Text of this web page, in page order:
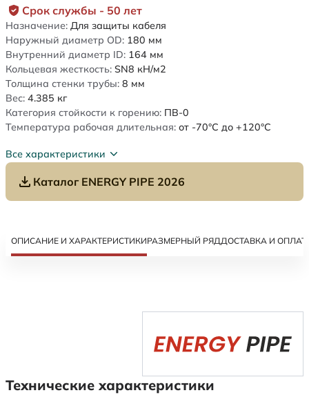
Срок службы - 50 лет
Назначение: Для защиты кабеля
Наружный диаметр OD: 180 мм
Внутренний диаметр ID: 164 мм
Кольцевая жесткость: SN8 кН/м2
Толщина стенки трубы: 8 мм
Вес: 4.385 кг
Категория стойкости к горению: ПВ-0
Температура рабочая длительная: от -70°C до +120°C
Все характеристики
Каталог ENERGY PIPE 2026
ОПИСАНИЕ И ХАРАКТЕРИСТИКИРАЗМЕРНЫЙ РЯДДОСТАВКА И
Технические характеристики